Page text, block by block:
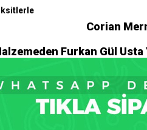
Corian
Furkan Gül Usta